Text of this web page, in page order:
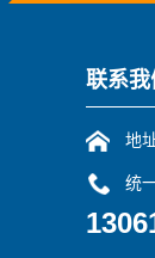
联系我
地
统